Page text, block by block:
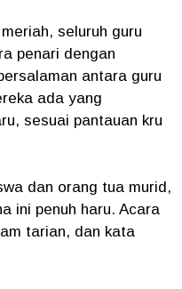
seluruh guru
penari dengan
antara guru
ada yang
sesuai pantauan kru
dan orang tua murid,
ini penuh haru. Acara
tarian, dan kata